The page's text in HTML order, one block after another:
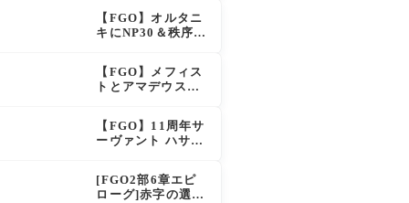
呪い特攻獲得で大
きく強化
【FGO】オルタニ
キにNP30＆秩序特
え？！レオニダス
も超強化で「低レ
アとは思えない」
【FGO】メフィス
トとアマデウスが
強すぎ！？NP20配
布＆Arts44％強化
に「最強でワロ
【FGO】11周年サ
ーヴァント ハサ
ズライール)の性能
と霊基再臨
[FGO2部6章エピ
ローグ]赤字の選択